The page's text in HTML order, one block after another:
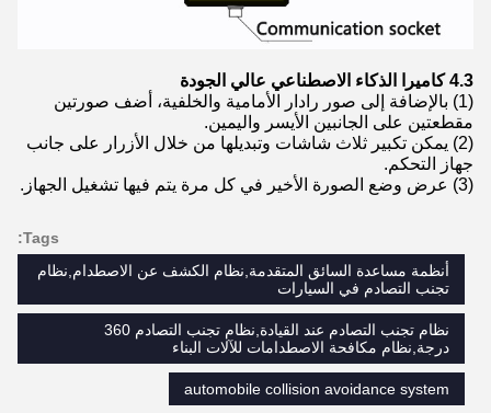
4.3 كاميرا الذكاء الاصطناعي عالي الجودة
(1) بالإضافة إلى صور رادار الأمامية والخلفية، أضف صورتين
مقطعتين على الجانبين الأيسر واليمين.
(2) يمكن تكبير ثلاث شاشات وتبديلها من خلال الأزرار على جانب
جهاز التحكم.
(3) عرض وضع الصورة الأخير في كل مرة يتم فيها تشغيل الجهاز.
Tags:
أنظمة مساعدة السائق المتقدمة,نظام الكشف عن الاصطدام,نظام
تجنب التصادم في السيارات
نظام تجنب التصادم عند القيادة,نظام تجنب التصادم 360
درجة,نظام مكافحة الاصطدامات للآلات البناء
automobile collision avoidance system